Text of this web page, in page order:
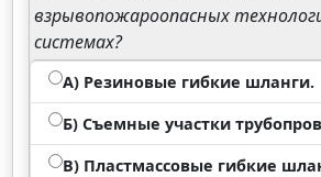
взрывопожароопасных
системах?
А) Резиновые гибкие шланги.
Б) Съемные участки
В) Пластмассовые гибкие